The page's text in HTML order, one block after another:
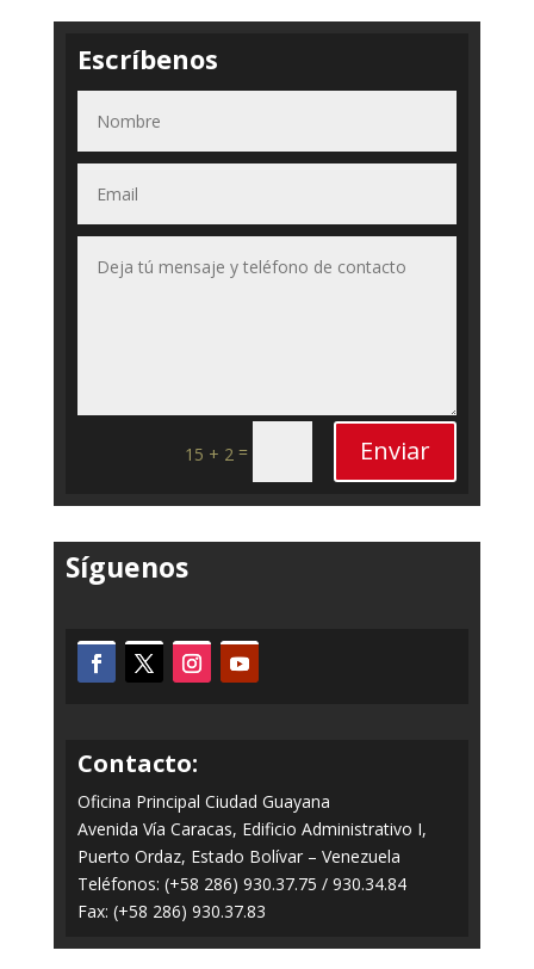
Escríbenos
15 + 2 = Enviar
Síguenos
Contacto:
Oficina Principal Ciudad Guayana
Avenida Vía Caracas, Edificio Administrativo I,
Puerto Ordaz, Estado Bolívar – Venezuela
Teléfonos: (+58 286) 930.37.75 / 930.34.84
Fax: (+58 286) 930.37.83